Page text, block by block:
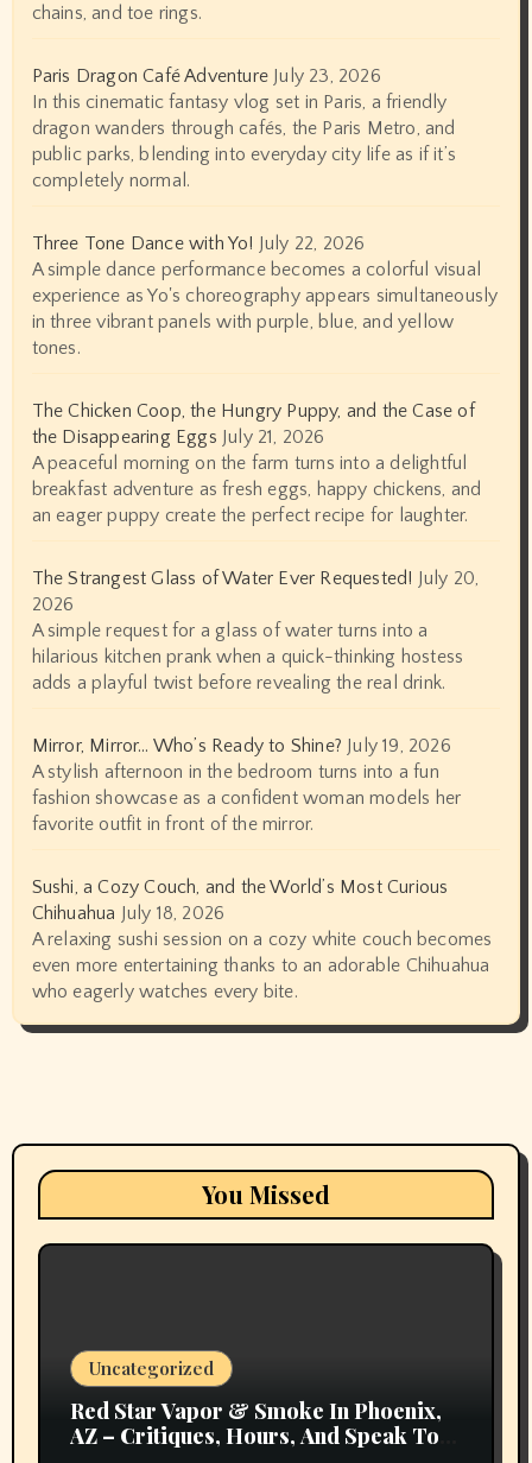
chains, and toe rings.
Paris Dragon Café Adventure July 23, 2026
In this cinematic fantasy vlog set in Paris, a friendly
dragon wanders through cafés, the Paris Metro, and
public parks, blending into everyday city life as if it’s
completely normal.
Three Tone Dance with Yo! July 22, 2026
A simple dance performance becomes a colorful visual
experience as Yo's choreography appears simultaneously
in three vibrant panels with purple, blue, and yellow
tones.
The Chicken Coop, the Hungry Puppy, and the Case of
the Disappearing Eggs July 21, 2026
A peaceful morning on the farm turns into a delightful
breakfast adventure as fresh eggs, happy chickens, and
an eager puppy create the perfect recipe for laughter.
The Strangest Glass of Water Ever Requested! July 20,
2026
A simple request for a glass of water turns into a
hilarious kitchen prank when a quick-thinking hostess
adds a playful twist before revealing the real drink.
Mirror, Mirror… Who’s Ready to Shine? July 19, 2026
A stylish afternoon in the bedroom turns into a fun
fashion showcase as a confident woman models her
favorite outfit in front of the mirror.
Sushi, a Cozy Couch, and the World’s Most Curious
Chihuahua July 18, 2026
A relaxing sushi session on a cozy white couch becomes
even more entertaining thanks to an adorable Chihuahua
who eagerly watches every bite.
You Missed
Uncategorized
Red Star Vapor & Smoke In Phoenix,
AZ – Critiques, Hours, And Speak To